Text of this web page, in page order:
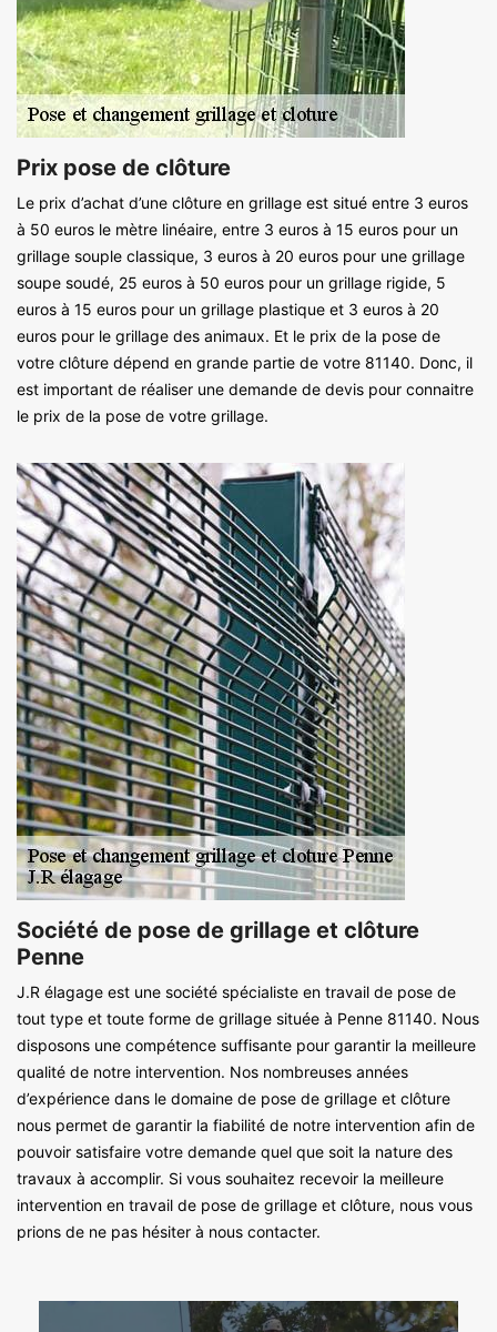
Prix pose de clôture
Le prix d’achat d’une clôture en grillage est situé entre 3 euros
à 50 euros le mètre linéaire, entre 3 euros à 15 euros pour un
grillage souple classique, 3 euros à 20 euros pour une grillage
soupe soudé, 25 euros à 50 euros pour un grillage rigide, 5
euros à 15 euros pour un grillage plastique et 3 euros à 20
euros pour le grillage des animaux. Et le prix de la pose de
votre clôture dépend en grande partie de votre 81140. Donc, il
est important de réaliser une demande de devis pour connaitre
le prix de la pose de votre grillage.
Société de pose de grillage et clôture
Penne
J.R élagage est une société spécialiste en travail de pose de
tout type et toute forme de grillage située à Penne 81140. Nous
disposons une compétence suffisante pour garantir la meilleure
qualité de notre intervention. Nos nombreuses années
d’expérience dans le domaine de pose de grillage et clôture
nous permet de garantir la fiabilité de notre intervention afin de
pouvoir satisfaire votre demande quel que soit la nature des
travaux à accomplir. Si vous souhaitez recevoir la meilleure
intervention en travail de pose de grillage et clôture, nous vous
prions de ne pas hésiter à nous contacter.